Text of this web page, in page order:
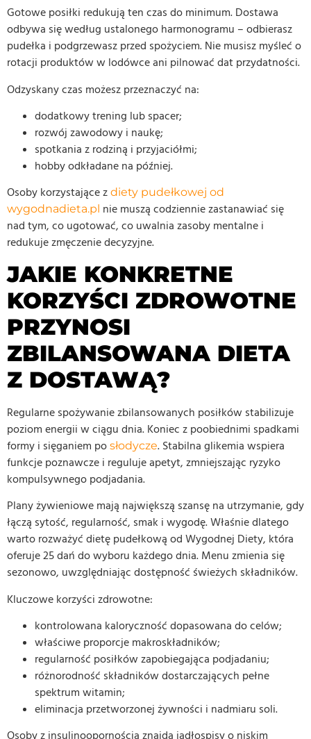
Gotowe posiłki redukują ten czas do minimum. Dostawa
odbywa się według ustalonego harmonogramu – odbierasz
pudełka i podgrzewasz przed spożyciem. Nie musisz myśleć o
rotacji produktów w lodówce ani pilnować dat przydatności.
Odzyskany czas możesz przeznaczyć na:
dodatkowy trening lub spacer;
rozwój zawodowy i naukę;
spotkania z rodziną i przyjaciółmi;
hobby odkładane na później.
Osoby korzystające z diety pudełkowej od
wygodnadieta.pl nie muszą codziennie zastanawiać się
nad tym, co ugotować, co uwalnia zasoby mentalne i
redukuje zmęczenie decyzyjne.
JAKIE KONKRETNE
KORZYŚCI ZDROWOTNE
PRZYNOSI
ZBILANSOWANA DIETA
Z DOSTAWĄ?
Regularne spożywanie zbilansowanych posiłków stabilizuje
poziom energii w ciągu dnia. Koniec z poobiednimi spadkami
formy i sięganiem po słodycze. Stabilna glikemia wspiera
funkcje poznawcze i reguluje apetyt, zmniejszając ryzyko
kompulsywnego podjadania.
Plany żywieniowe mają największą szansę na utrzymanie, gdy
łączą sytość, regularność, smak i wygodę. Właśnie dlatego
warto rozważyć dietę pudełkową od Wygodnej Diety, która
oferuje 25 dań do wyboru każdego dnia. Menu zmienia się
sezonowo, uwzględniając dostępność świeżych składników.
Kluczowe korzyści zdrowotne:
kontrolowana kaloryczność dopasowana do celów;
właściwe proporcje makroskładników;
regularność posiłków zapobiegająca podjadaniu;
różnorodność składników dostarczających pełne
spektrum witamin;
eliminacja przetworzonej żywności i nadmiaru soli.
Osoby z insulinoopornością znajdą jadłospisy o niskim